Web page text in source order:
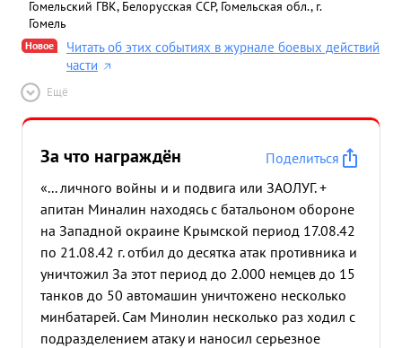
Гомельский ГВК, Белорусская ССР, Гомельская обл., г.
Гомель
Новое
Читать об этих событиях в журнале боевых действий
части
Ещё
За что награждён
Поделиться
«... личного войны и и подвига или ЗАОЛУГ. +
апитан Миналин находясь с батальоном обороне
на Западной окраине Крымской период 17.08.42
по 21.08.42 г. отбил до десятка атак противника и
уничтожил За этот период до 2.000 немцев до 15
танков до 50 автомашин уничтожено несколько
минбатарей. Сам Минолин несколько раз ходил с
подразделением атаку и наносил серьезное